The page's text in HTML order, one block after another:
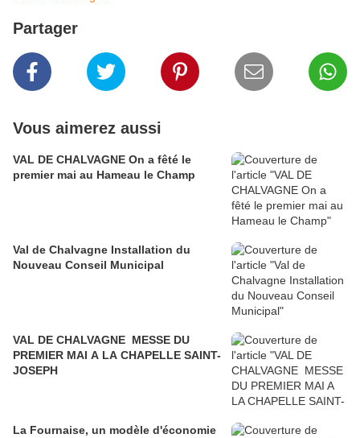
Partager
Vous aimerez aussi
VAL DE CHALVAGNE On a fêté le
premier mai au Hameau le Champ
Val de Chalvagne Installation du
Nouveau Conseil Municipal
VAL DE CHALVAGNE MESSE DU
PREMIER MAI A LA CHAPELLE SAINT-
JOSEPH
La Fournaise, un modèle d'économie